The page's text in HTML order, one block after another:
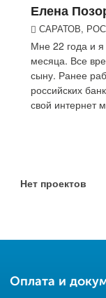
Елена
САРАТОВ,
Мне 22 года и
месяца. Все
сыну. Ранее
российских
свой интернет
Нет проектов
Оплата и